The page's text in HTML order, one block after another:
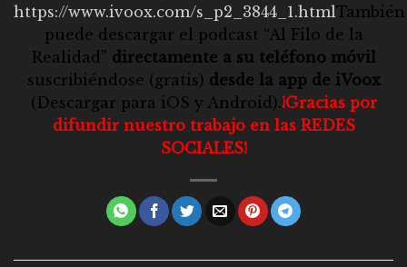
https://www.ivoox.com/s_p2_3844_1.htmlTambién
puede descargar el podcast “Al Filo de la
Realidad” directamente a su teléfono móvil
suscribiéndose (gratis) desde la app de iVoox
(Descargar para iOS y Android).¡Gracias por
difundir nuestro trabajo en las REDES
SOCIALES!